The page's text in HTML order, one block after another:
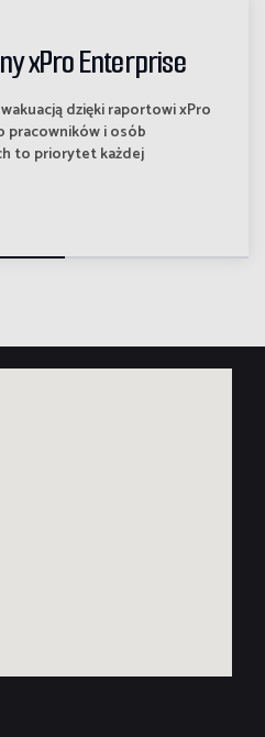
xPro Enterprise
dzięki raportowi xPro
pracowników i osób
to priorytet każdej